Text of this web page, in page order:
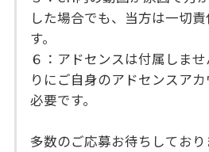
した場合でも、当方は一切
す。
６：アドセンスは付属しま
りにご自身のアドセンスア
必要です。
多数のご応募お待ちしており